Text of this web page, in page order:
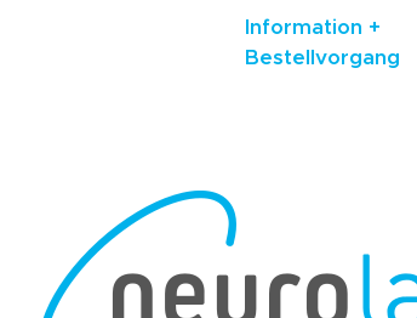
Information +
Bestellvorgang